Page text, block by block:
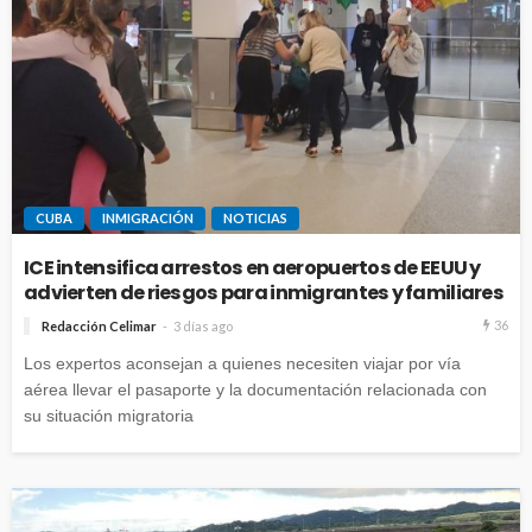
CUBA INMIGRACIÓN NOTICIAS
ICE intensifica arrestos en aeropuertos de EEUU y
advierten de riesgos para inmigrantes y familiares
Redacción Celimar 3 días ago 36
Los expertos aconsejan a quienes necesiten viajar por vía
aérea llevar el pasaporte y la documentación relacionada con
su situación migratoria